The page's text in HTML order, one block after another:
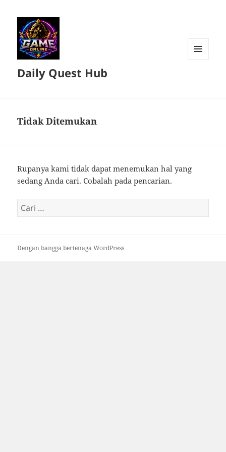
Daily Quest Hub
Tidak Ditemukan
Rupanya kami tidak dapat menemukan hal yang
sedang Anda cari. Cobalah pada pencarian.
Cari
untuk:
Dengan bangga bertenaga WordPress